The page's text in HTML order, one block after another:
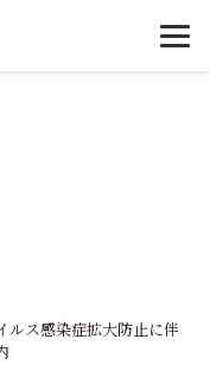
ルス感染症拡大防止に伴